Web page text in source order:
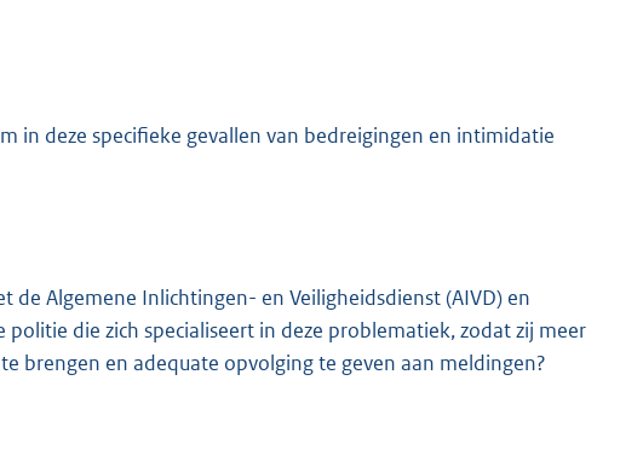
in deze specifieke gevallen van bedreigingen en intimidatie
Algemene Inlichtingen- en Veiligheidsdienst (AIVD) en
die zich specialiseert in deze problematiek, zodat zij meer
brengen en adequate opvolging te geven aan meldingen?